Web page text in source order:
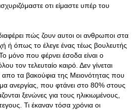
οτι είμαστε υπέρ του
πώς ζουν αυτοι οι ανθρωποι στα
ή όπως το έλεγε ένας τέως βουλευτής
μόνο που φέρνει έσοδα είναι ο
τον τελευταίο καιρό. Δεν γίνεται
απο τα βακούφια της Μειονότητας που
ανεργίας, που φτάνει στο 80% στους
ξενώνες για τους ηλικιωμένους,
Τι έκαναν τόσα χρόνια οι